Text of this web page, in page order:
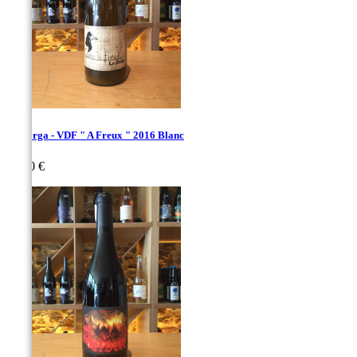
La Sorga - VDF " A Freux " 2016 Blanc
22,00 €